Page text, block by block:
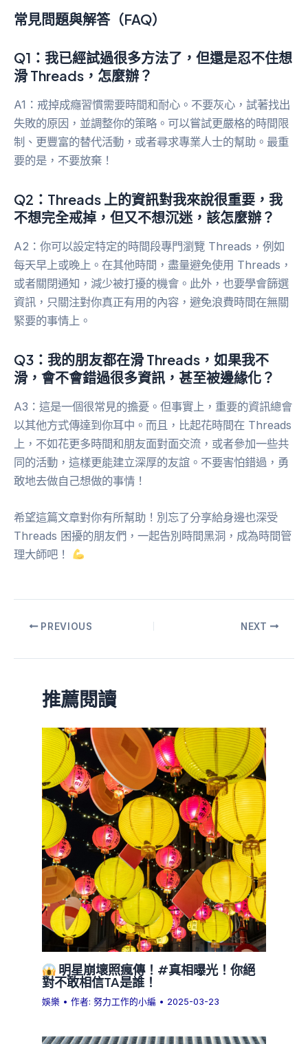
常見問題與解答（FAQ）
Q1：我已經試過很多方法了，但還是忍不住想
滑 Threads，怎麼辦？
A1：戒掉成癮習慣需要時間和耐心。不要灰心，試著找出
失敗的原因，並調整你的策略。可以嘗試更嚴格的時間限
制、更豐富的替代活動，或者尋求專業人士的幫助。最重
要的是，不要放棄！
Q2：Threads 上的資訊對我來說很重要，我
不想完全戒掉，但又不想沉迷，該怎麼辦？
A2：你可以設定特定的時間段專門瀏覽 Threads，例如
每天早上或晚上。在其他時間，盡量避免使用 Threads，
或者關閉通知，減少被打擾的機會。此外，也要學會篩選
資訊，只關注對你真正有用的內容，避免浪費時間在無關
緊要的事情上。
Q3：我的朋友都在滑 Threads，如果我不
滑，會不會錯過很多資訊，甚至被邊緣化？
A3：這是一個很常見的擔憂。但事實上，重要的資訊總會
以其他方式傳達到你耳中。而且，比起花時間在 Threads
上，不如花更多時間和朋友面對面交流，或者參加一些共
同的活動，這樣更能建立深厚的友誼。不要害怕錯過，勇
敢地去做自己想做的事情！
希望這篇文章對你有所幫助！別忘了分享給身邊也深受
Threads 困擾的朋友們，一起告別時間黑洞，成為時間管
理大師吧！
PREVIOUS NEXT
推薦閱讀
明星崩壞照瘋傳！#真相曝光！你絕
對不敢相信TA是誰！
娛樂 • 作者:努力工作的小編 • 2025-03-23